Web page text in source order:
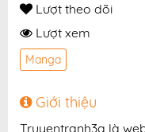
Lượt theo dõi
Lượt xem
Manga
Giới thiệu
Truyentranh3q là